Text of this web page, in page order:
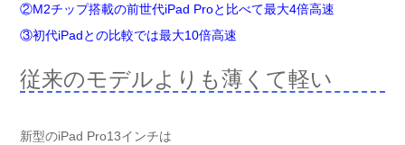
②M2チップ搭載の前世代iPad Proと比べて最大4倍高速
③初代iPadとの比較では最大10倍高速
従来のモデルよりも薄くて軽い
新型のiPad Pro13インチは